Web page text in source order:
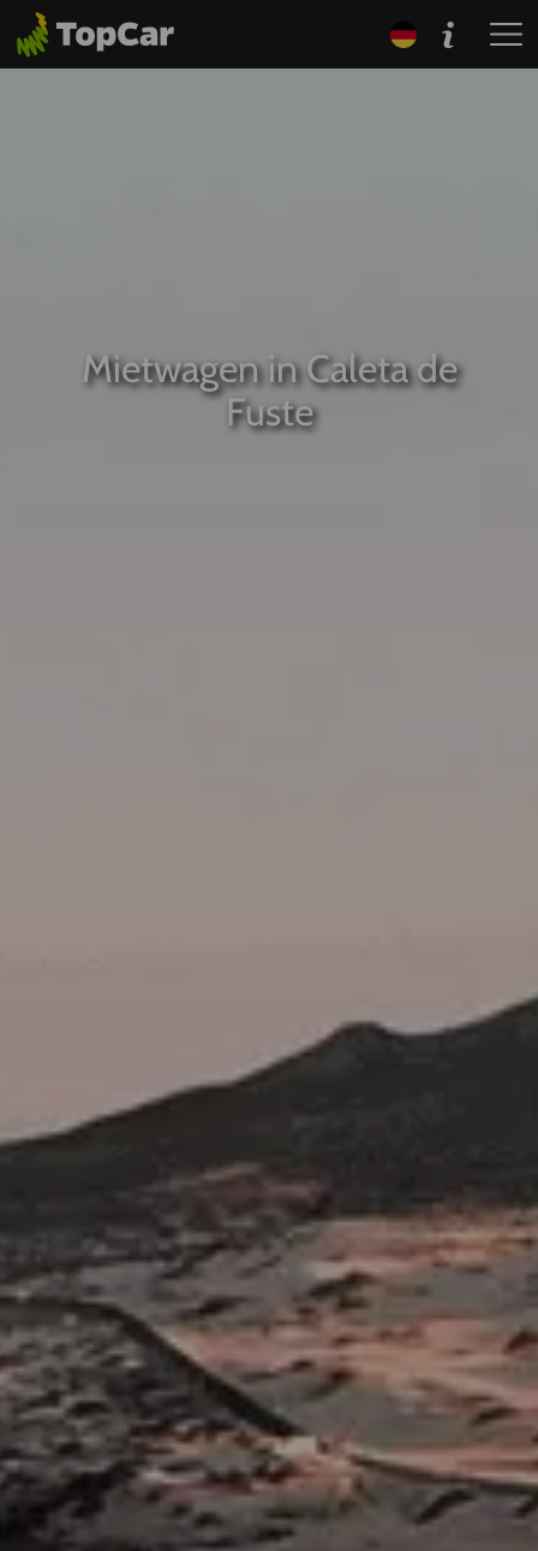
Mietwagen in Caleta de
Fuste